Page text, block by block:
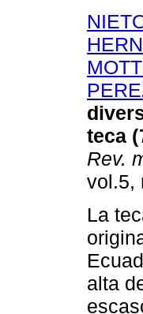
teca (
Rev.
vol.5,
La
alta